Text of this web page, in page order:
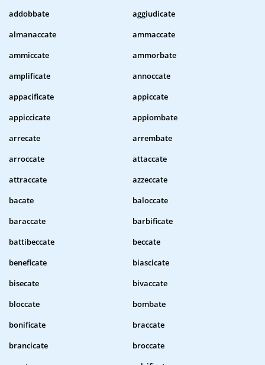
addobbate
aggiudicate
almanaccate
ammaccate
ammiccate
ammorbate
amplificate
annoccate
appacificate
appiccate
appiccicate
appiombate
arrecate
arrembate
arroccate
attaccate
attraccate
azzeccate
bacate
baloccate
baraccate
barbificate
battibeccate
beccate
beneficate
biascicate
bisecate
bivaccate
bloccate
bombate
bonificate
braccate
brancicate
broccate